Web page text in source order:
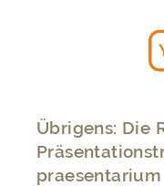
Übrigens: Die